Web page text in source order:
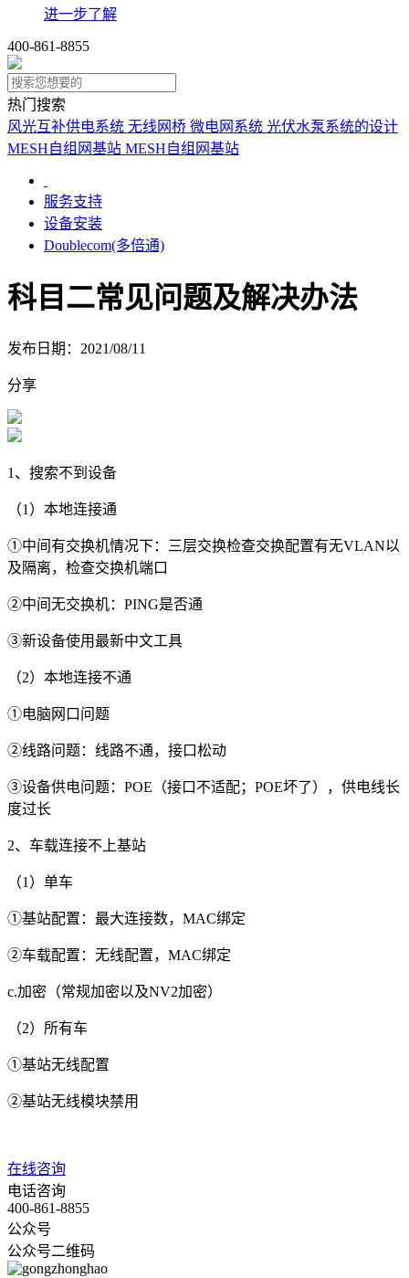
进一步了解
400-861-8855
热门搜索
风光互补供电系统 无线网桥 微电网系统 光伏水泵系统的设计
MESH自组网基站 MESH自组网基站
服务支持
设备安装
Doublecom(多倍通)
科目二常见问题及解决办法
发布日期：2021/08/11
分享
1、搜索不到设备
（1）本地连接通
①中间有交换机情况下：三层交换检查交换配置有无VLAN以
及隔离，检查交换机端口
②中间无交换机：PING是否通
③新设备使用最新中文工具
（2）本地连接不通
①电脑网口问题
②线路问题：线路不通，接口松动
③设备供电问题：POE（接口不适配；POE坏了），供电线长
度过长
2、车载连接不上基站
（1）单车
①基站配置：最大连接数，MAC绑定
②车载配置：无线配置，MAC绑定
c.加密（常规加密以及NV2加密）
（2）所有车
①基站无线配置
②基站无线模块禁用
在线咨询
电话咨询
400-861-8855
公众号
公众号二维码